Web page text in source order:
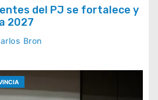
del PJ se fortalece y
2027
Bron